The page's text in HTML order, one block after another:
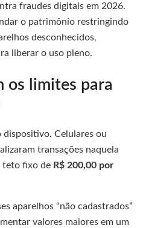
fraudes digitais em 2026.
o patrimônio restringindo
desconhecidos,
liberar o uso pleno.
os limites para
dispositivo. Celulares ou
transações naquela
teto fixo de R$ 200,00 por
aparelhos “não cadastrados”
valores maiores em um